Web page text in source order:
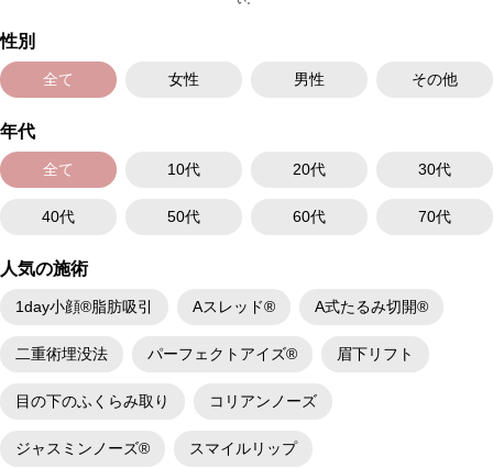
性別
全て 女性 男性 その他
年代
全て 10代 20代 30代
40代 50代 60代 70代
人気の施術
1day小顔®脂肪吸引 Aスレッド® A式たるみ切開®
二重術埋没法 パーフェクトアイズ® 眉下リフト
目の下のふくらみ取り コリアンノーズ
ジャスミンノーズ® スマイルリップ